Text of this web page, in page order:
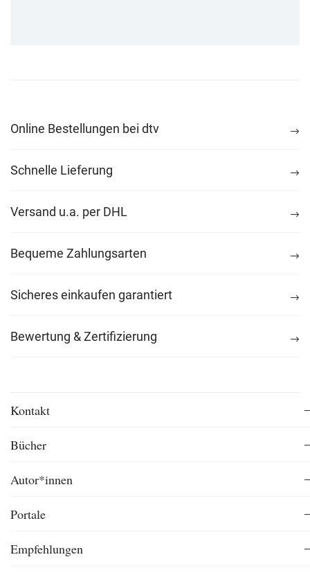
Online Bestellungen bei dtv
Schnelle Lieferung
Versand u.a. per DHL
Bequeme Zahlungsarten
Sicheres einkaufen garantiert
Bewertung & Zertifizierung
Kontakt
Bücher
Autor*innen
Portale
Empfehlungen